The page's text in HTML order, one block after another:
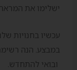
ישלימו את
עכשיו בחנויות
במבצע. הנה
ובואי להתחדש.